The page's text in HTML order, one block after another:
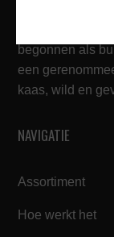
begonnen als
een
kaas, wild en
NAVIGATIE
Assortiment
Hoe werkt het